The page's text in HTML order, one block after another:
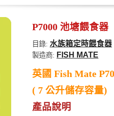
P7000 池塘餵食器
目錄: 水族箱定時餵食器
製造商: FISH MATE
英國 Fish Mate
( 7 公升儲存容量)
產品說明